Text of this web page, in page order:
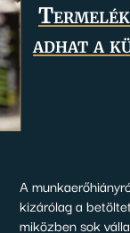
adhat a
A
kizárólag a
miközben sok